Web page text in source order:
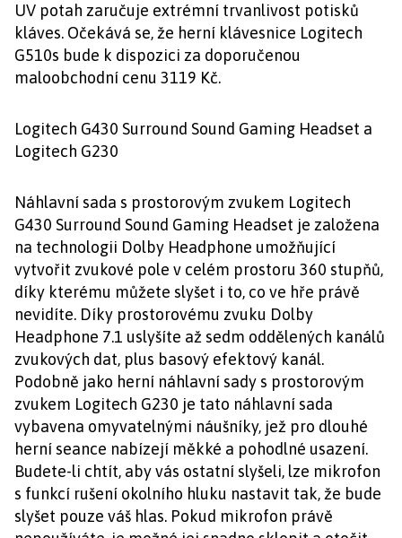
UV potah zaručuje extrémní trvanlivost potisků
kláves. Očekává se, že herní klávesnice Logitech
G510s bude k dispozici za doporučenou
maloobchodní cenu 3119 Kč.
Logitech G430 Surround Sound Gaming Headset a
Logitech G230
Náhlavní sada s prostorovým zvukem Logitech
G430 Surround Sound Gaming Headset je založena
na technologii Dolby Headphone umožňující
vytvořit zvukové pole v celém prostoru 360 stupňů,
díky kterému můžete slyšet i to, co ve hře právě
nevidíte. Díky prostorovému zvuku Dolby
Headphone 7.1 uslyšíte až sedm oddělených kanálů
zvukových dat, plus basový efektový kanál.
Podobně jako herní náhlavní sady s prostorovým
zvukem Logitech G230 je tato náhlavní sada
vybavena omyvatelnými náušníky, jež pro dlouhé
herní seance nabízejí měkké a pohodlné usazení.
Budete-li chtít, aby vás ostatní slyšeli, lze mikrofon
s funkcí rušení okolního hluku nastavit tak, že bude
slyšet pouze váš hlas. Pokud mikrofon právě